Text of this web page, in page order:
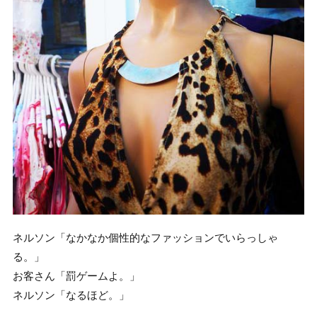
ネルソン「なかなか個性的なファッションでいらっしゃ
る。」
お客さん「罰ゲームよ。」
ネルソン「なるほど。」